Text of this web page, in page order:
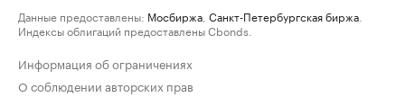
Данные предоставлены: Мосбиржа Санкт-Петербургская биржа
Индексы облигаций предоставлены Cbonds.
Информация об ограничениях
О соблюдении авторских прав